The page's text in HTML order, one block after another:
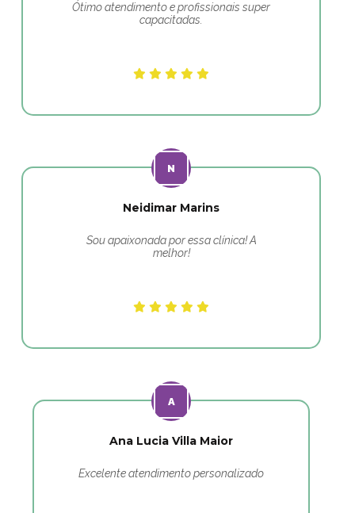
Ótimo atendimento e profissionais super
capacitadas.
Neidimar Marins
Sou apaixonada por essa clínica! A
melhor!
Ana Lucia Villa Maior
Excelente atendimento personalizado